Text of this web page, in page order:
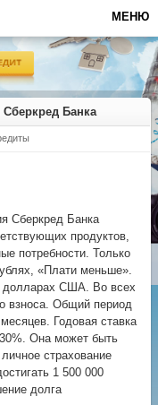
Сберкред Банка
Сберкред Банка
продуктов,
потребности. Только
«Плати меньше».
долларах США. Во всех
взноса. Общий период
месяцев. Годовая ставка
Она может быть
страхование
1 500 000
долга
МЕНЮ